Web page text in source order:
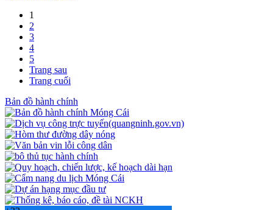
1
2
3
4
5
Trang sau
Trang cuối
Bản đồ hành chính